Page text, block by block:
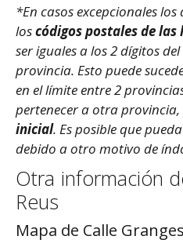
*En casos excepcionales
loscódigos postales de las
ser iguales a los 2 dígitos
provincia. Esto puede
en el límite entre 2
pertenecer a otra
inicial. Es posible que
debido a otro motivo de
Otra información
Reus
Mapa de Calle